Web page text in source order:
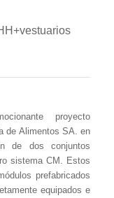
proyecto
de Alimentos SA. en
de dos conjuntos
sistema CM. Estos
prefabricados
equipados e